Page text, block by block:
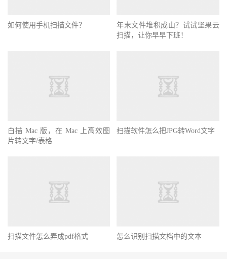
如何使用手机扫描文件？
年末文件堆积成山？试试坚果云
扫描，让你早早下班！
白描 Mac 版，在 Mac 上高效图
片转文字/表格
扫描软件怎么把JPG转Word文字
扫描文件怎么弄成pdf格式 怎么识别扫描文档中的文本